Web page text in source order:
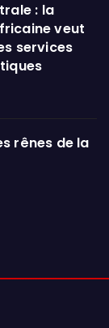
: la
veut
services
rênes de la